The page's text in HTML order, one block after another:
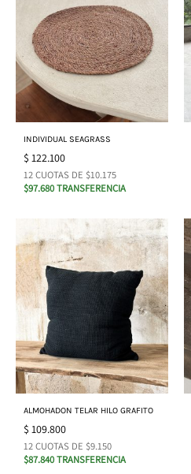
INDIVIDUAL SEAGRASS
$ 122.100
12 CUOTAS DE $10.175
$97.680 TRANSFERENCIA
ALMOHADON TELAR HILO GRAFITO
$ 109.800
12 CUOTAS DE $9.150
$87.840 TRANSFERENCIA